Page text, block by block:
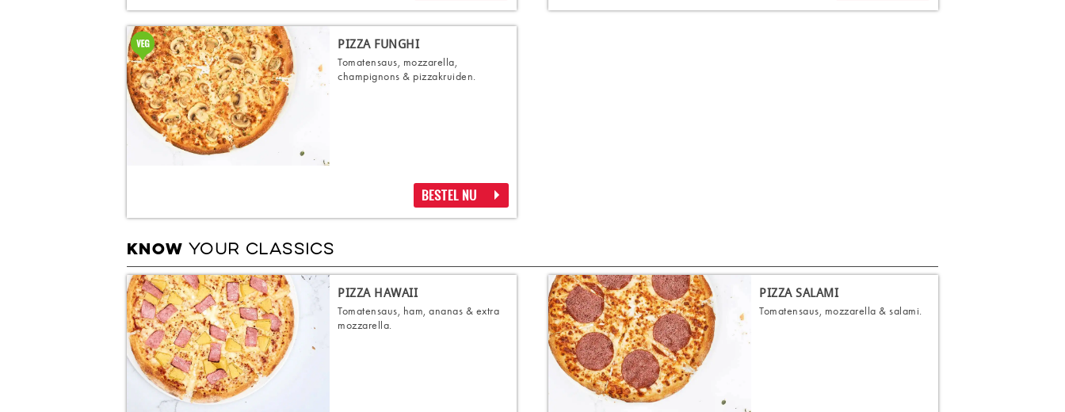
PIZZA FUNGHI
Tomatensaus, mozzarella,
champignons & pizzakruiden.
BESTEL NU
KNOW YOUR CLASSICS
PIZZA HAWAII
Tomatensaus, ham, ananas & extra
mozzarella.
PIZZA SALAMI
Tomatensaus, mozzarella & salami.